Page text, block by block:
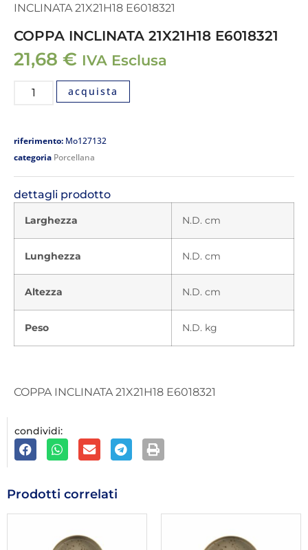
INCLINATA 21X21H18 E6018321
COPPA INCLINATA 21X21H18 E6018321
21,68 € IVA Esclusa
acquista
riferimento: Mo127132
categoria Porcellana
dettagli prodotto
Larghezza N.D. cm
Lunghezza N.D. cm
Altezza N.D. cm
Peso N.D. kg
COPPA INCLINATA 21X21H18 E6018321
condividi:
Prodotti correlati